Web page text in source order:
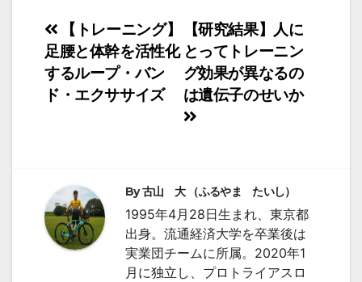
投
稿
ナ
ー
シ
ョ
【研究結果】人に
とってトレーニン
グ効果が異なるの
は遺伝子のせいか
【トレーニング】
足腰と体幹を活性化
するループ・バン
ド・エクササイズ
By古山 大 （ふるやま たいし）
1995年4月28日生まれ、東京都
出身。流通経済大学を卒業後は
実業団チームに所属。2020年1
月に独立し、プロトライアスロ